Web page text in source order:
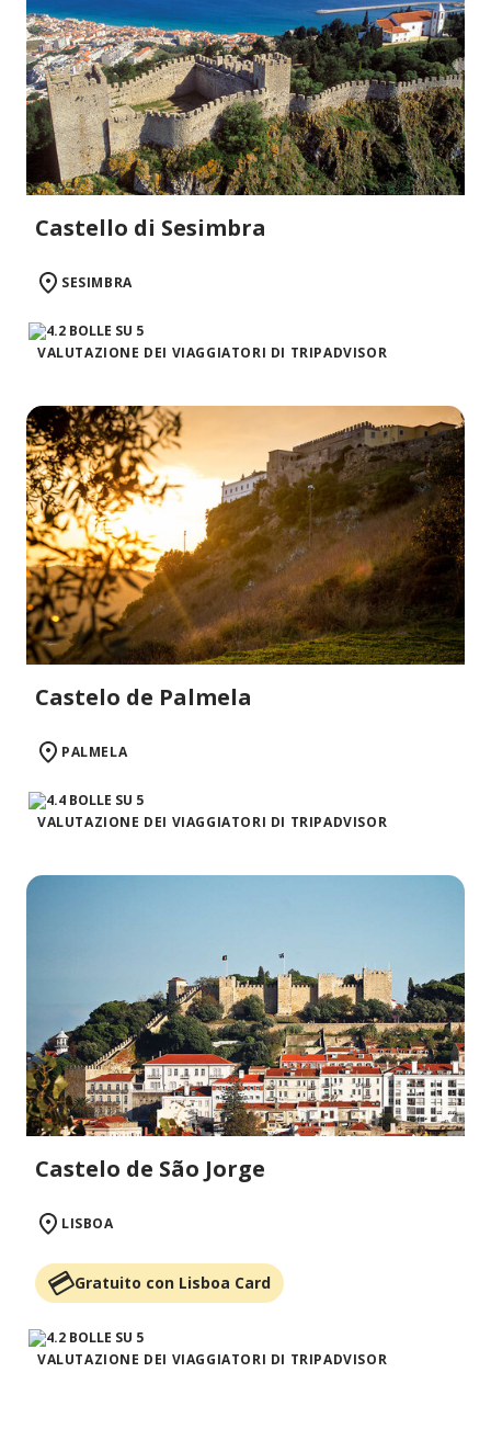
Castello di Sesimbra
SESIMBRA
VALUTAZIONE DEI VIAGGIATORI DI TRIPADVISOR
Castelo de Palmela
PALMELA
VALUTAZIONE DEI VIAGGIATORI DI TRIPADVISOR
Castelo de São Jorge
LISBOA
Gratuito con Lisboa Card
VALUTAZIONE DEI VIAGGIATORI DI TRIPADVISOR